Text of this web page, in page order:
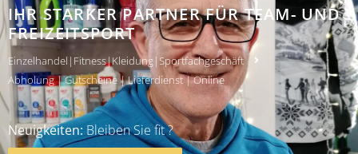
IHR STARKER PARTNER FÜR TEAM- UND
FREIZEITSPORT
Einzelhandel | Fitness|Kleidung|Sportfachgeschäft
Abholung|Gutscheine|Lieferdienst|Online
Neuigkeiten: Bleiben Sie fit ?